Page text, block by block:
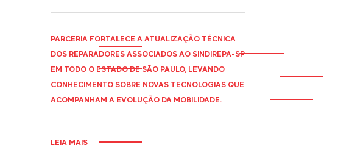
PARCERIA FORTALECE A ATUALIZAÇÃO TÉCNICA
DOS REPARADORES ASSOCIADOS AO SINDIREPA-SP
EM TODO O ESTADO DE SÃO PAULO, LEVANDO
CONHECIMENTO SOBRE NOVAS TECNOLOGIAS QUE
ACOMPANHAM A EVOLUÇÃO DA MOBILIDADE.
LEIA MAIS